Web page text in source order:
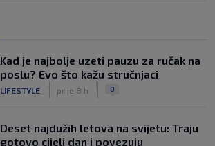
Kad je najbolje uzeti pauzu za ručak na
poslu? Evo što kažu stručnjaci
LIFESTYLE prije 8 h 0
Deset najdužih letova na svijetu: Traju
gotovo cijeli dan i povezuju